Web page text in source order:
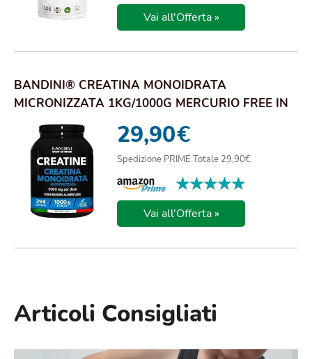
Vai all'Offerta »
BANDINI® CREATINA MONOIDRATA
MICRONIZZATA 1KG/1000G MERCURIO FREE IN
POLVERE PURA E VEG...29,90€
Spedizione PRIME Totale 29,90€
★★★★★
★★★★★
Vai all'Offerta »
Articoli Consigliati